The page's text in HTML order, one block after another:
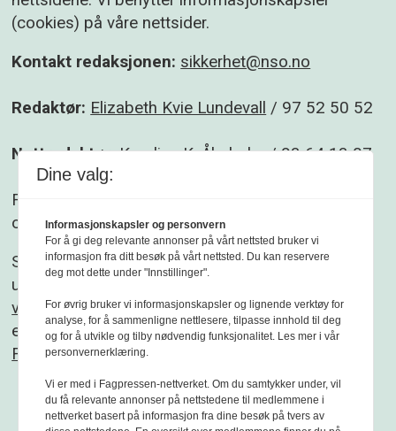
(cookies) på våre nettsider.
Kontakt redaksjonen: sikkerhet@nso.no
Redaktør: Elizabeth Kvie Lundevall / 97 52 50 52
Nettredaktør: Karoline K. Åbyholm/ 93 64 13 07
Følg gjerne Sikkerhet og beredskap på
og
Linkedin.
Sikkerhet og beredskap er et redaksjonelt
uavhengig fagblad som redigeres etter
varsom-plakatenogRedaktørplakaten. Fagbladet
er medlem av
Fagpressen
Dine valg:
Informasjonskapsler og personvern
For å gi deg relevante annonser på vårt nettsted bruker vi
informasjon fra ditt besøk på vårt nettsted. Du kan reservere
deg mot dette under "Innstillinger".
For øvrig bruker vi informasjonskapsler og lignende verktøy for
analyse, for å sammenligne nettlesere, tilpasse innhold til deg
og for å utvikle og tilby nødvendig funksjonalitet. Les mer i vår
personvernerklæring.
Vi er med i Fagpressen-nettverket. Om du samtykker under, vil
du få relevante annonser på nettstedene til medlemmene i
nettverket basert på informasjon fra dine besøk på tvers av